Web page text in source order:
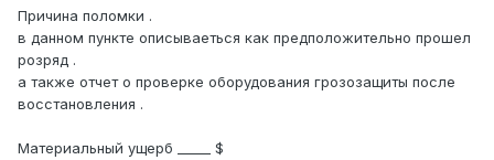
Причина поломки .
в данном пункте описываеться как предположительно прошел
розряд .
а также отчет о проверке оборудования грозозащиты после
восстановления .
Материальный ущерб _____ $